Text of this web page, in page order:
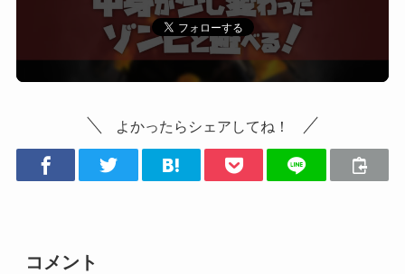
よかったらシェアしてね！
コメント